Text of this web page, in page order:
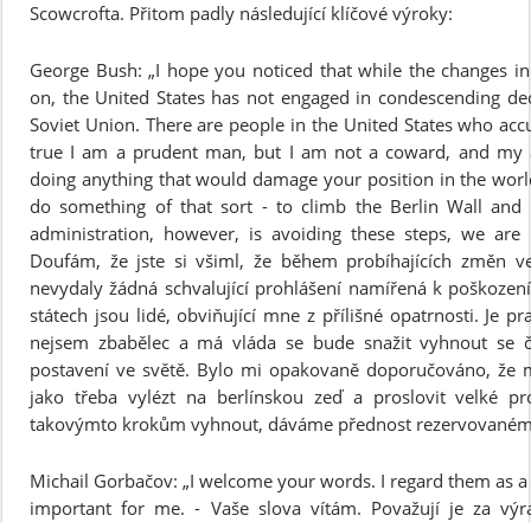
Scowcrofta. Přitom padly následující klíčové výroky:
George Bush: „I hope you noticed that while the changes
on, the United States has not engaged in condescending
Soviet Union. There are people in the United States who
true I am a prudent man, but I am not a coward, and
doing anything that would damage your position in the
do something of that sort - to climb the Berlin Wall and
administration, however, is avoiding these steps, we
Doufám, že jste si všiml, že během probíhajících změn
nevydaly žádná schvalující prohlášení namířená k
státech jsou lidé, obviňující mne z přílišné opatrnosti. Je
nejsem zbabělec a má vláda se bude snažit vyhnout se
postavení ve světě. Bylo mi opakovaně doporučováno, že
jako třeba vylézt na berlínskou zeď a proslovit velké
takovýmto krokům vyhnout, dáváme přednost
Michail Gorbačov: „I welcome your words. I regard them as
important for me. - Vaše slova vítám. Považují je za